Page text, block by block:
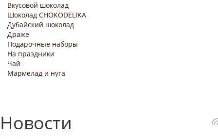
Вкусовой шоколад
Шоколад CHOKODELIKA
Дубайский шоколад
Драже
Подарочные наборы
На праздники
Чай
Мармелад и нуга
Новости